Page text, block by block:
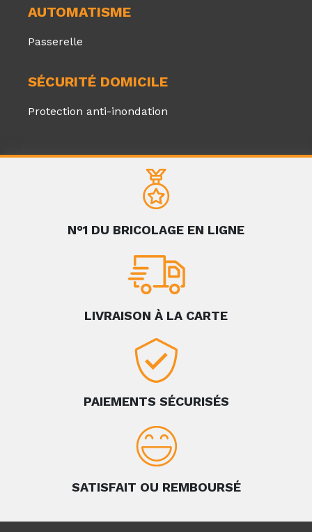
AUTOMATISME
Passerelle
SÉCURITÉ DOMICILE
Protection anti-inondation
N°1 DU BRICOLAGE EN LIGNE
LIVRAISON À LA CARTE
PAIEMENTS SÉCURISÉS
SATISFAIT OU REMBOURSÉ